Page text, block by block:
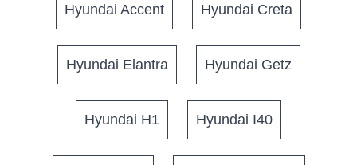
Hyundai Accent Hyundai Creta
Hyundai Elantra Hyundai Getz
Hyundai H1 Hyundai I40